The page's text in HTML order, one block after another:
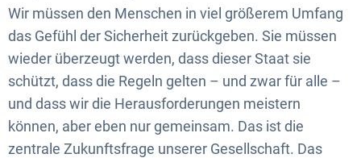
Wir müssen den Menschen in viel größerem Umfang
das Gefühl der Sicherheit zurückgeben. Sie müssen
wieder überzeugt werden, dass dieser Staat sie
schützt, dass die Regeln gelten – und zwar für alle –
und dass wir die Herausforderungen meistern
können, aber eben nur gemeinsam. Das ist die
zentrale Zukunftsfrage unserer Gesellschaft. Das